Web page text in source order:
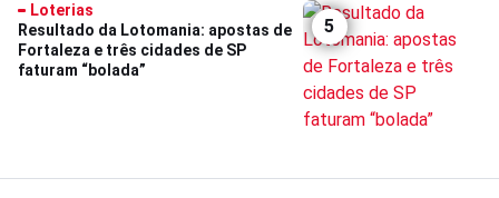
5
Loterias
Resultado da Lotomania: apostas de
Fortaleza e três cidades de SP
faturam “bolada”